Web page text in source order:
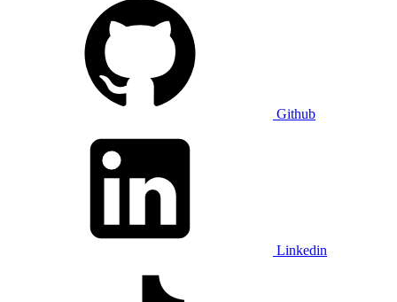
Github
Linkedin